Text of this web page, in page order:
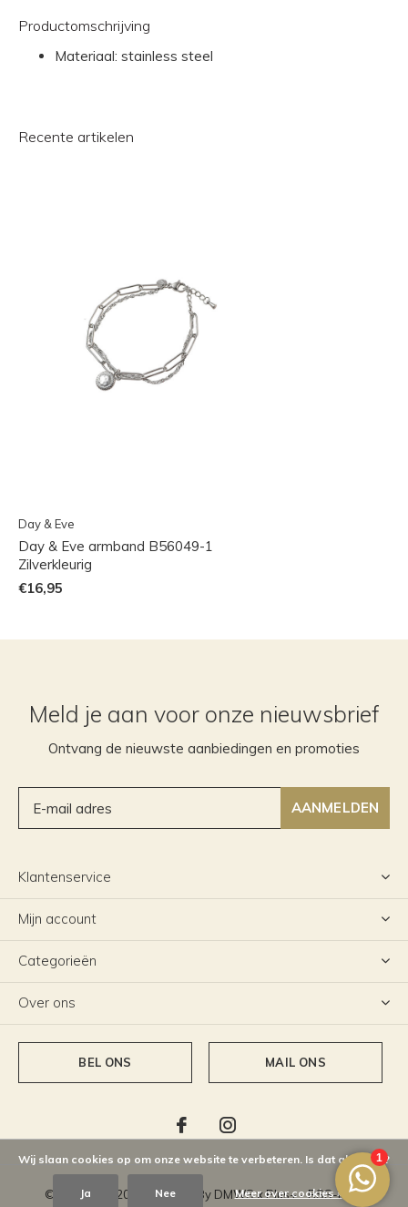
Productomschrijving
Materiaal: stainless steel
Recente artikelen
Day & Eve
Day & Eve armband B56049-1
Zilverkleurig
€16,95
Meld je aan voor onze nieuwsbrief
Ontvang de nieuwste aanbiedingen en promoties
AANMELDEN
Klantenservice
Mijn account
Categorieën
Over ons
BEL ONS MAIL ONS
© Copyright 2026 - Theme By DMWSxPlus+-RSS-feed
Wij slaan cookies op om onze website te verbeteren. Is dat akkoord?
Ja Nee Meer over cookies »